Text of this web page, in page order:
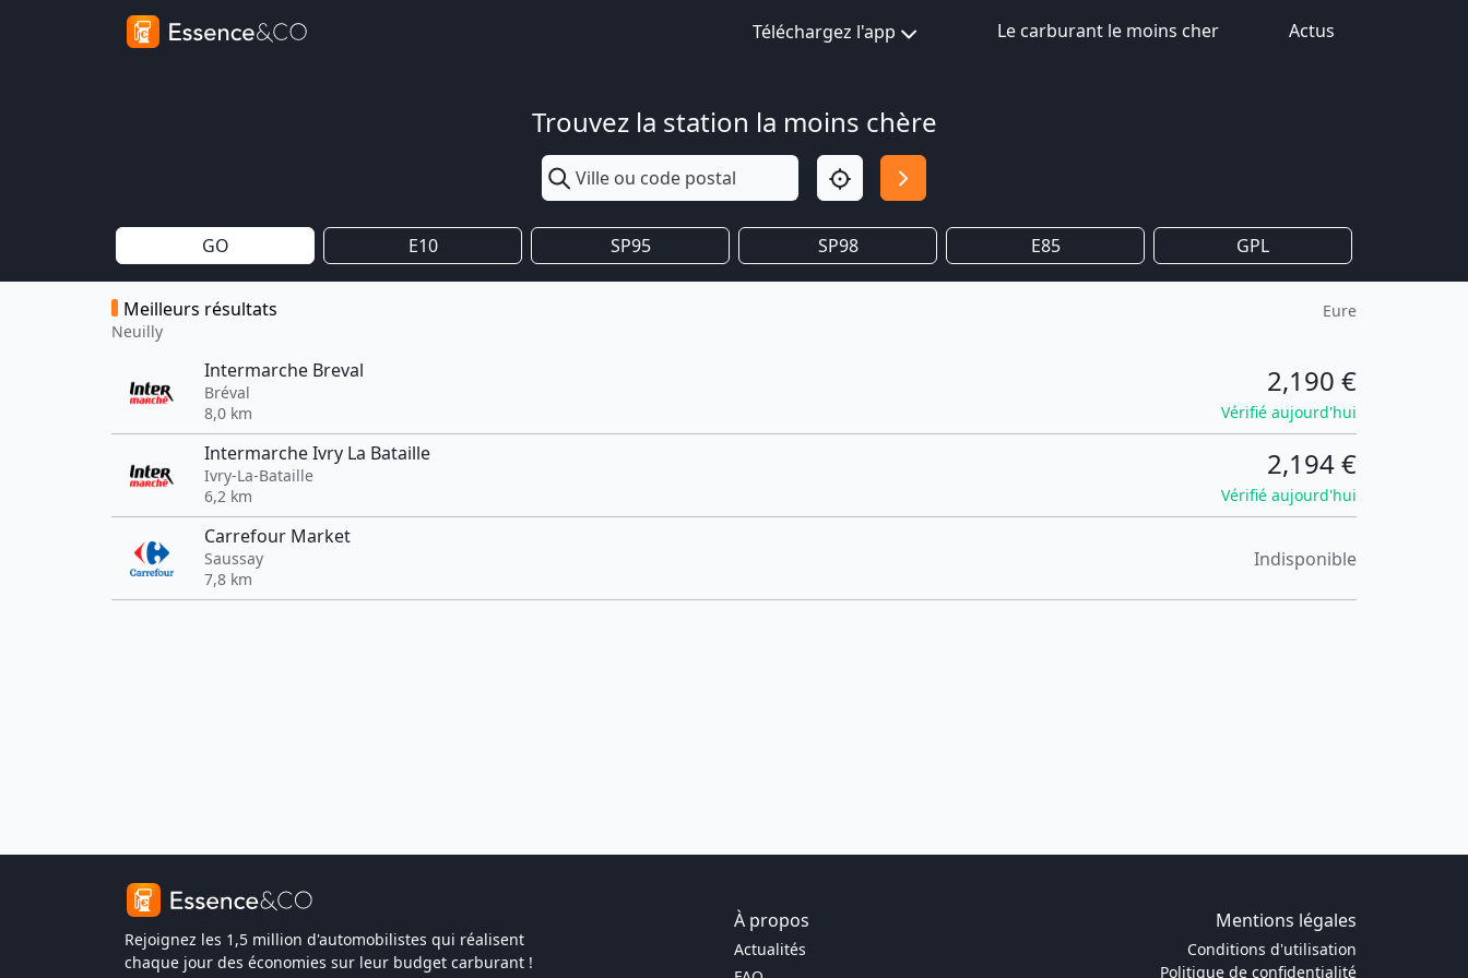
Téléchargez l'app Le carburant le moins cher Actus
Trouvez la station la moins chère
GO E10 SP95 SP98 E85 GPL
Meilleurs résultats
Neuilly
Eure
Intermarche Breval
Bréval
8,0 km
2,190 €
Vérifié aujourd'hui
Intermarche Ivry La Bataille
Ivry-La-Bataille
6,2 km
2,194 €
Vérifié aujourd'hui
Carrefour Market
Saussay
7,8 km
Indisponible
Rejoignez les 1,5 million d'automobilistes qui réalisent
chaque jour des économies sur leur budget carburant !
À propos Mentions légales
Actualités
Conditions d'utilisation
Politique de confidentialité